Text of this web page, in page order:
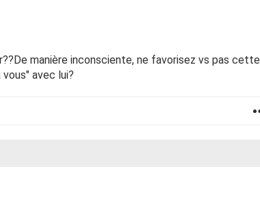
manière inconsciente, ne favorisez vs pas cette
avec lui?